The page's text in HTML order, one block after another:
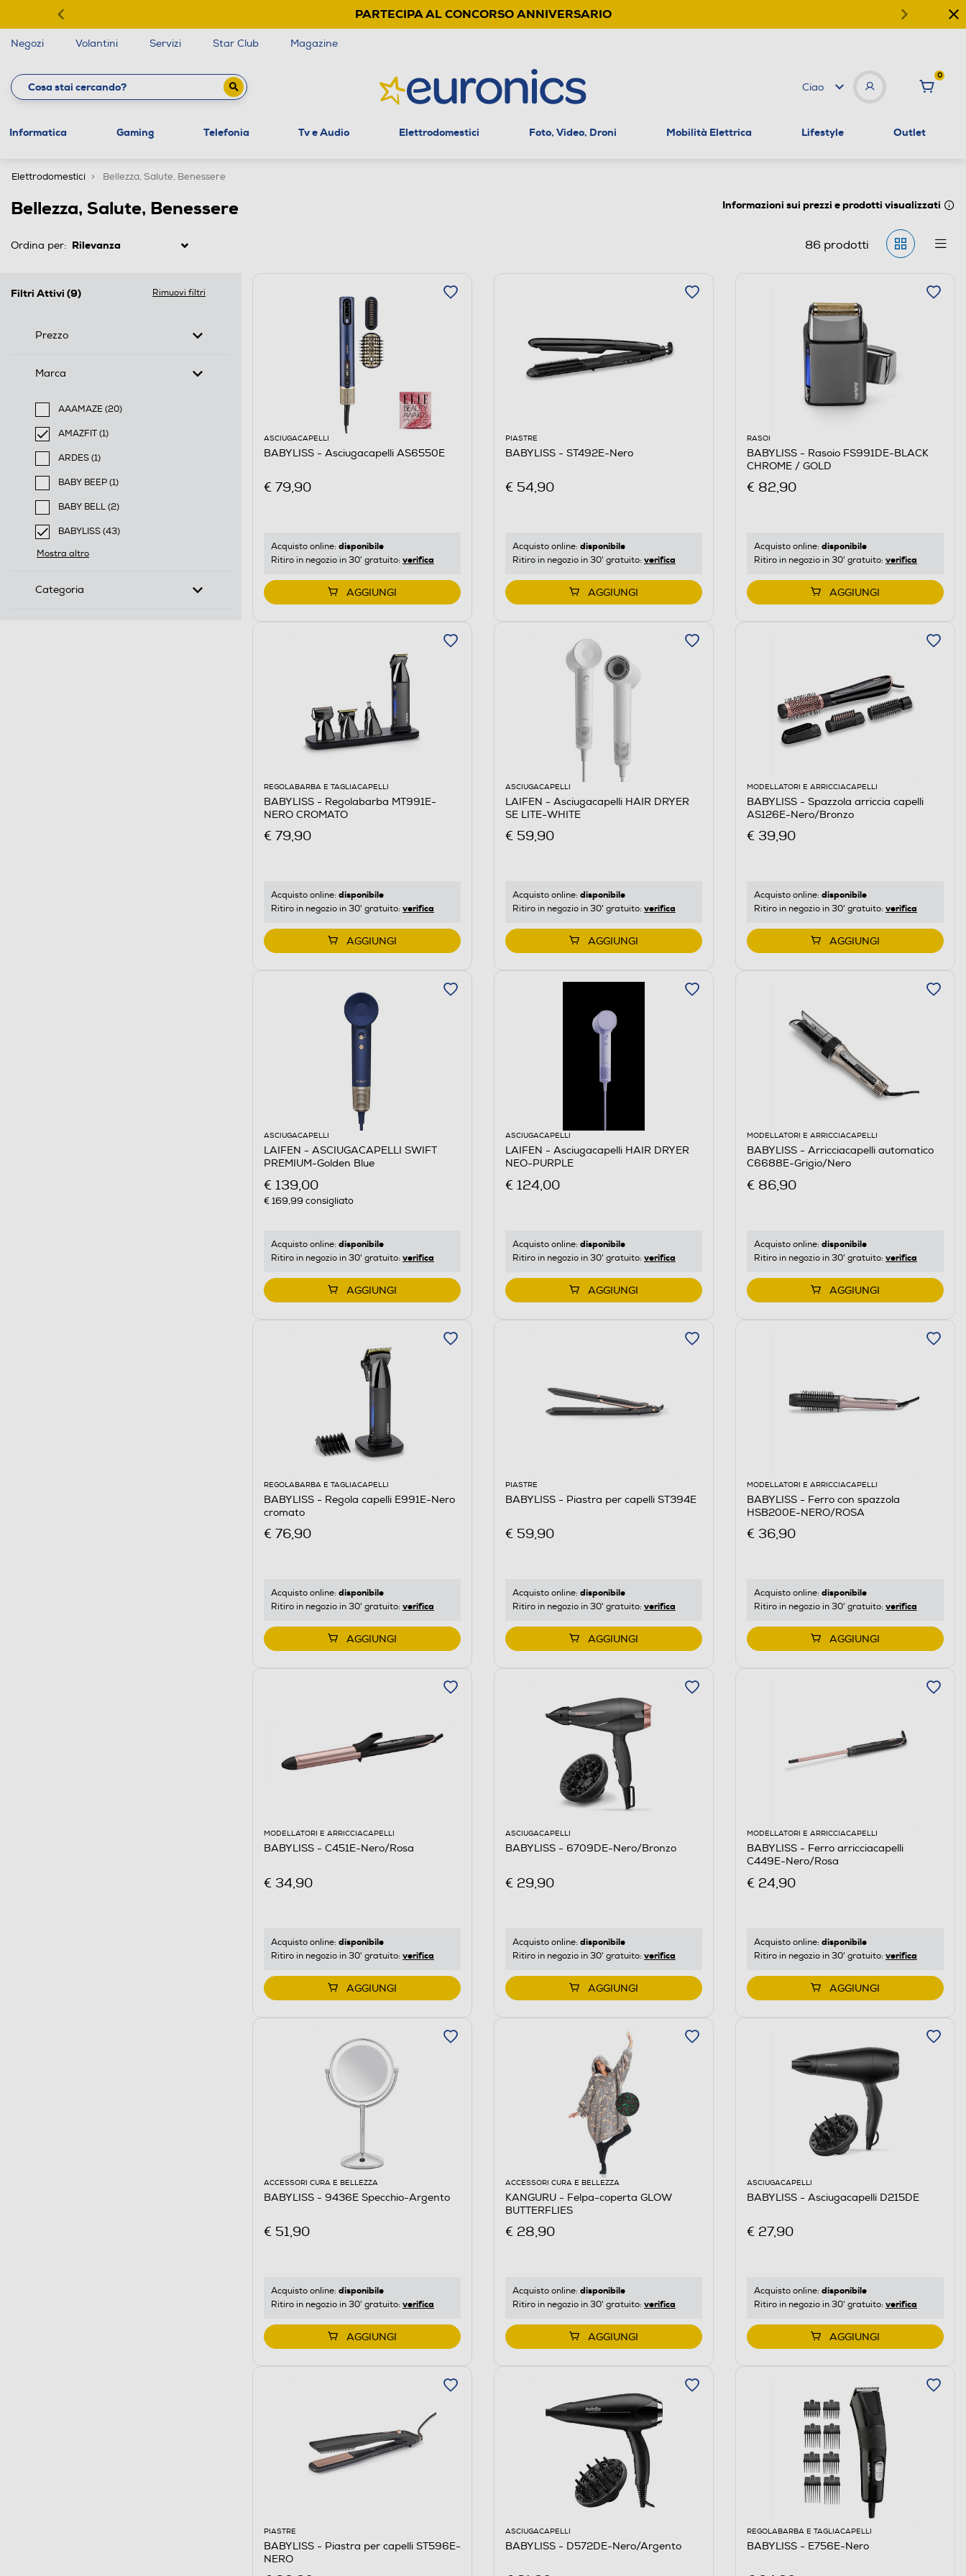
PARTECIPA AL CONCORSO ANNIVERSARIO
Negozi Volantini Servizi Star Club Magazine
Ciao
0
Informatica Gaming Telefonia Tv e Audio Elettrodomestici Foto, Video, Droni Mobilità Elettrica Lifestyle Outlet
Elettrodomestici Bellezza, Salute, Benessere
Bellezza, Salute, Benessere Informazioni sui prezzi e prodotti visualizzati
Ordina per: 86prodotti
Filtri Attivi (9) Rimuovi filtri
Prezzo
Marca
AAAMAZE (20)
Filtra per Marca: AAAMAZE
AMAZFIT (1)
selected Filtro applicato per Marca: AMAZFIT
ARDES (1)
Filtra per Marca: ARDES
BABY BEEP (1)
Filtra per Marca: BABY BEEP
BABY BELL (2)
Filtra per Marca: BABY BELL
BABYLISS (43)
selected Filtro applicato per Marca: BABYLISS
Mostra altro
Categoria
ASCIUGACAPELLI
BABYLISS - Asciugacapelli AS6550E
€ 79,90
Acquisto online: disponibile
Ritiro in negozio in 30' gratuito: verifica
AGGIUNGI
PIASTRE
BABYLISS - ST492E-Nero
€ 54,90
Acquisto online: disponibile
Ritiro in negozio in 30' gratuito: verifica
AGGIUNGI
RASOI
BABYLISS - Rasoio FS991DE-BLACK
CHROME / GOLD
€ 82,90
Acquisto online: disponibile
Ritiro in negozio in 30' gratuito: verifica
AGGIUNGI
REGOLABARBA E TAGLIACAPELLI
BABYLISS - Regolabarba MT991E-
NERO CROMATO
€ 79,90
Acquisto online: disponibile
Ritiro in negozio in 30' gratuito: verifica
AGGIUNGI
ASCIUGACAPELLI
LAIFEN - Asciugacapelli HAIR DRYER
SE LITE-WHITE
€ 59,90
Acquisto online: disponibile
Ritiro in negozio in 30' gratuito: verifica
AGGIUNGI
MODELLATORI E ARRICCIACAPELLI
BABYLISS - Spazzola arriccia capelli
AS126E-Nero/Bronzo
€ 39,90
Acquisto online: disponibile
Ritiro in negozio in 30' gratuito: verifica
AGGIUNGI
ASCIUGACAPELLI
LAIFEN - ASCIUGACAPELLI SWIFT
PREMIUM-Golden Blue
€ 139,00
€ 169,99 consigliato
Acquisto online: disponibile
Ritiro in negozio in 30' gratuito: verifica
AGGIUNGI
ASCIUGACAPELLI
LAIFEN - Asciugacapelli HAIR DRYER
NEO-PURPLE
€ 124,00
Acquisto online: disponibile
Ritiro in negozio in 30' gratuito: verifica
AGGIUNGI
MODELLATORI E ARRICCIACAPELLI
BABYLISS - Arricciacapelli automatico
C6688E-Grigio/Nero
€ 86,90
Acquisto online: disponibile
Ritiro in negozio in 30' gratuito: verifica
AGGIUNGI
REGOLABARBA E TAGLIACAPELLI
BABYLISS - Regola capelli E991E-Nero
cromato
€ 76,90
Acquisto online: disponibile
Ritiro in negozio in 30' gratuito: verifica
AGGIUNGI
PIASTRE
BABYLISS - Piastra per capelli ST394E
€ 59,90
Acquisto online: disponibile
Ritiro in negozio in 30' gratuito: verifica
AGGIUNGI
MODELLATORI E ARRICCIACAPELLI
BABYLISS - Ferro con spazzola
HSB200E-NERO/ROSA
€ 36,90
Acquisto online: disponibile
Ritiro in negozio in 30' gratuito: verifica
AGGIUNGI
MODELLATORI E ARRICCIACAPELLI
BABYLISS - C451E-Nero/Rosa
€ 34,90
Acquisto online: disponibile
Ritiro in negozio in 30' gratuito: verifica
AGGIUNGI
ASCIUGACAPELLI
BABYLISS - 6709DE-Nero/Bronzo
€ 29,90
Acquisto online: disponibile
Ritiro in negozio in 30' gratuito: verifica
AGGIUNGI
MODELLATORI E ARRICCIACAPELLI
BABYLISS - Ferro arricciacapelli
C449E-Nero/Rosa
€ 24,90
Acquisto online: disponibile
Ritiro in negozio in 30' gratuito: verifica
AGGIUNGI
ACCESSORI CURA E BELLEZZA
BABYLISS - 9436E Specchio-Argento
€ 51,90
Acquisto online: disponibile
Ritiro in negozio in 30' gratuito: verifica
AGGIUNGI
ACCESSORI CURA E BELLEZZA
KANGURU - Felpa-coperta GLOW
BUTTERFLIES
€ 28,90
Acquisto online: disponibile
Ritiro in negozio in 30' gratuito: verifica
AGGIUNGI
ASCIUGACAPELLI
BABYLISS - Asciugacapelli D215DE
€ 27,90
Acquisto online: disponibile
Ritiro in negozio in 30' gratuito: verifica
AGGIUNGI
PIASTRE
BABYLISS - Piastra per capelli ST596E-
NERO
ASCIUGACAPELLI
BABYLISS - D572DE-Nero/Argento
REGOLABARBA E TAGLIACAPELLI
BABYLISS - E756E-Nero